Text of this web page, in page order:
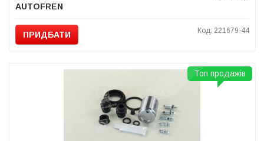
AUTOFREN
ПРИДБАТИ Код: 221679-44
Топ продажів